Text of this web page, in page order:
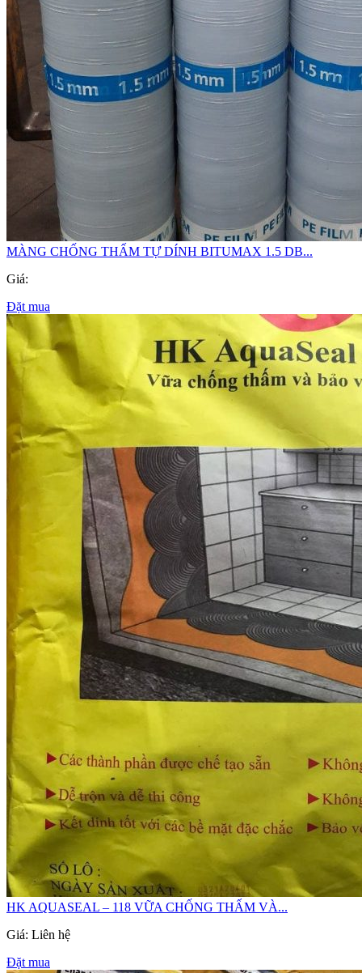
MÀNG CHỐNG THẤM TỰ DÍNH BITUMAX 1.5 DB...
Giá:
Đặt mua
HK AQUASEAL – 118 VỮA CHỐNG THẤM VÀ...
Giá: Liên hệ
Đặt mua